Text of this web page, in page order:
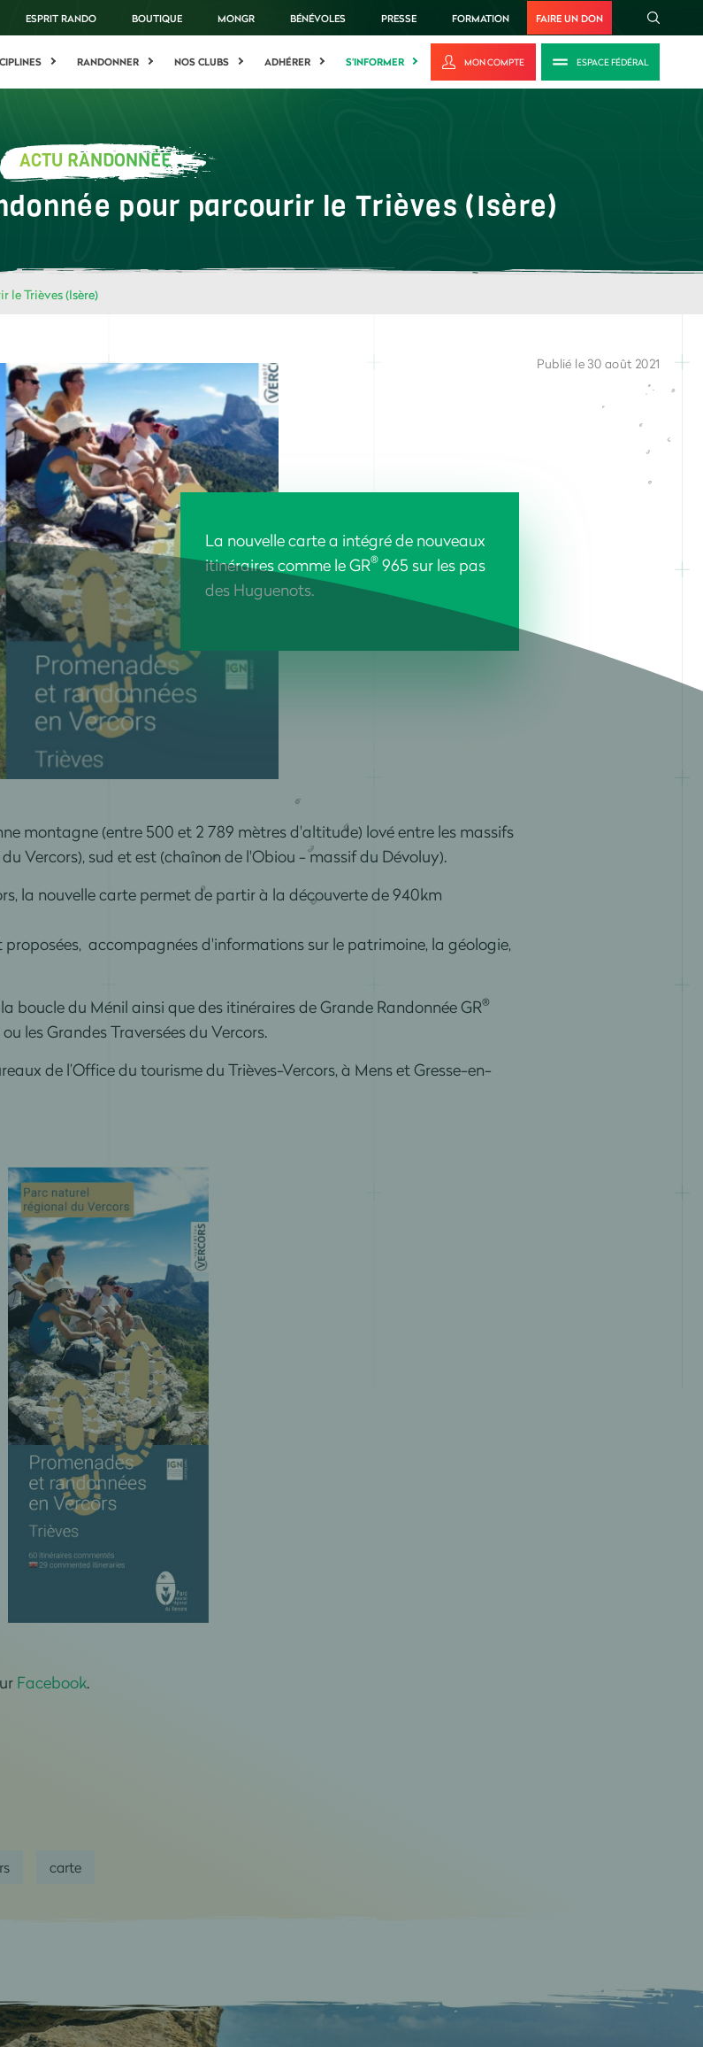
ESPRIT RANDO BOUTIQUE MONGR BÉNÉVOLES PRESSE FORMATION FAIRE UN DON
RANDONNER NOS CLUBS ADHÉRER S'INFORMER MON COMPTE ESPACE FÉDÉRAL
ACTU RANDONNÉE
pour parcourir le Trièves (Isère)
le Trièves (Isère)
La nouvelle carte a intégré de nouveaux
itinéraires comme le GR® 965 sur les pas
des Huguenots.
Publié le 30 août 2021
montagne (entre 500 et 2 789 mètres d'altitude) lové entre les massifs
Vercors), sud et est (chaînon de l'Obiou - massif du Dévoluy).
la nouvelle carte permet de partir à la découverte de 940km
proposées, accompagnées d'informations sur le patrimoine, la géologie,
boucle du Ménil ainsi que des itinéraires de Grande Randonnée GR®
les Grandes Traversées du Vercors.
de l’Office du tourisme du Trièves-Vercors, à Mens et Gresse-en-
Facebook.
carte